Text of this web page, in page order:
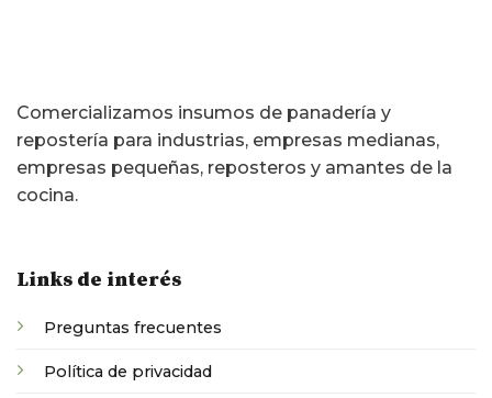
Comercializamos insumos de panadería y
repostería para industrias, empresas medianas,
empresas pequeñas, reposteros y amantes de la
cocina.
Links de interés
Preguntas frecuentes
Política de privacidad